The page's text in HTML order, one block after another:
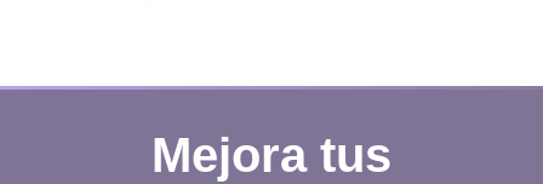
Mejora tus